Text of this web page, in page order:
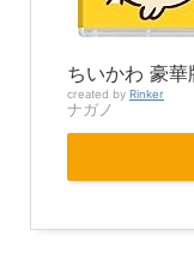
ちいかわ 豪
created by Rinker
ナガノ